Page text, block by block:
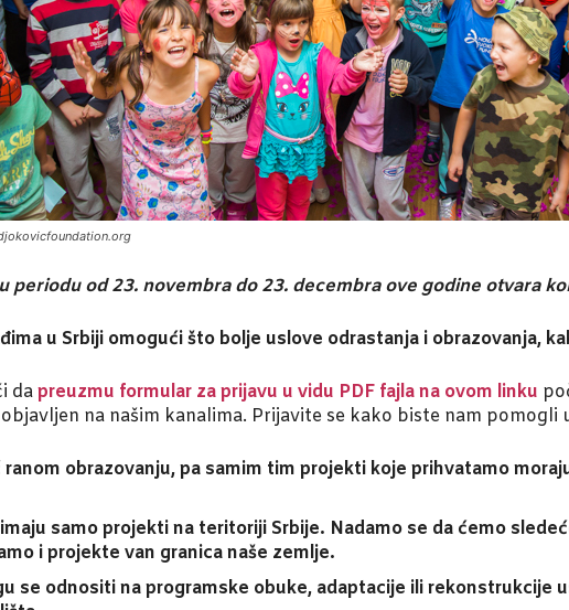
periodu od 23. novembra do 23. decembra ove godine otvara
u Srbiji omogući što bolje uslove odrastanja i obrazovanja,
dapreuzmu formular za prijavu u vidu PDF fajla na ovom linku
na našim kanalima. Prijavite se kako biste nam pomogli
ranom obrazovanju, pa samim tim projekti koje prihvatamo
samo projekti na teritoriji Srbije. Nadamo se da ćemo
i projekte van granica naše zemlje.
se odnositi na programske obuke, adaptacije ili rekonstrukcije